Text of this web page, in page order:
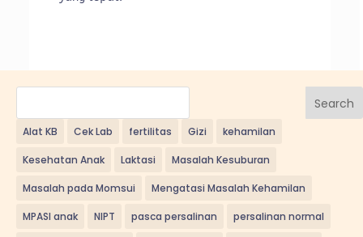
Search
Alat KB Cek Lab fertilitas Gizi kehamilan
Kesehatan Anak Laktasi Masalah Kesuburan
Masalah pada Momsui Mengatasi Masalah Kehamilan
MPASI anak NIPT pasca persalinan persalinan normal